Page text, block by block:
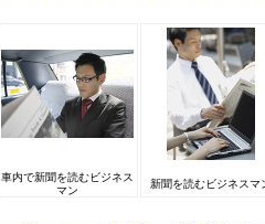
車内で新聞を読むビジネス
マン
新聞を読むビジネスマ